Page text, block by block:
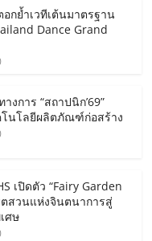
อกย้ำเวทีเต้นมาตรฐาน
Dance Grand
งการ “สถาปนิก’69”
โนโลยีผลิตภัณฑ์ก่อสร้าง
เปิดตัว “Fairy Garden
ตสวนแห่งจินตนาการสู่
ศษ